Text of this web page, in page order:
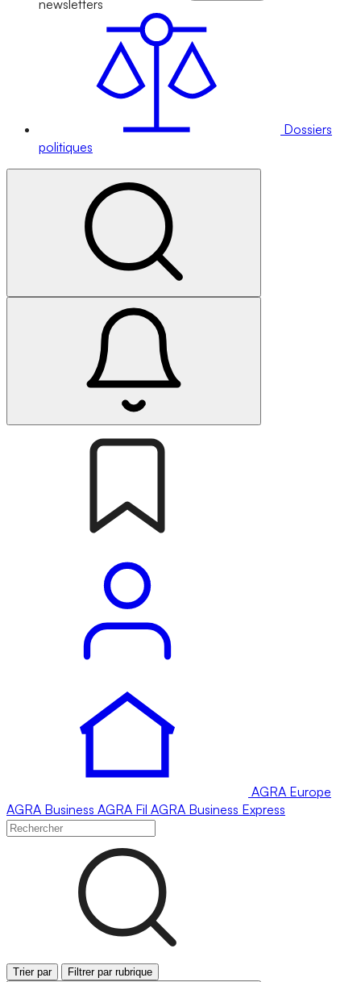
newsletters
Dossiers
politiques
AGRA Europe
AGRA Business AGRA Fil AGRA Business Express
Trier par Filtrer par rubrique